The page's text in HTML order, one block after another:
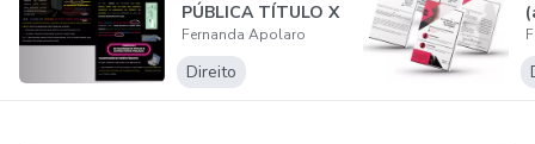
PÚBLICA TÍTULO X
(Artigos 289 A
311...
Fernanda Apolaro
Direito